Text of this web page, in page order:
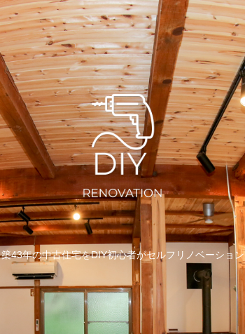
築43年の中古住宅をDIY初心者がセルフリノベーション